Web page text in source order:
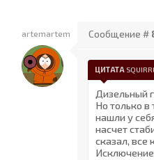
artemartem Сообщение #
ЦИТАТА
Дизельный
Но только в
нашли у
насчет
сказал, все